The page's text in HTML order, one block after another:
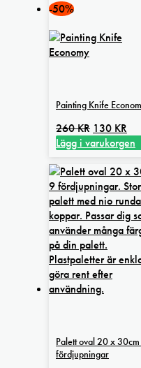
-50%
Painting Knife
260KR Det
ursprungliga
var:
260 kr.
130 KR
är:
Lägg i varukorgen
Palett oval 20 x
fördjupningar